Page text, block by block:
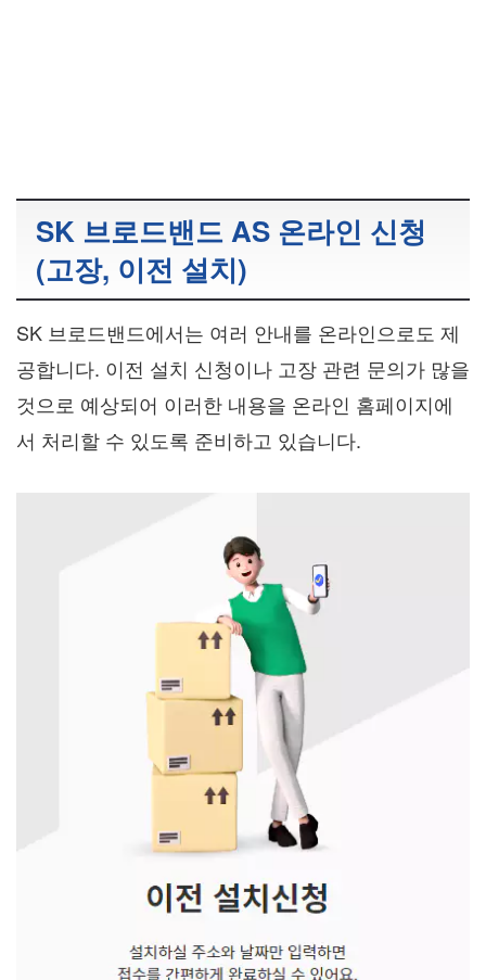
SK 브로드밴드 AS 온라인 신청
(고장, 이전 설치)
SK 브로드밴드에서는 여러 안내를 온라인으로도 제
공합니다. 이전 설치 신청이나 고장 관련 문의가 많을
것으로 예상되어 이러한 내용을 온라인 홈페이지에
서 처리할 수 있도록 준비하고 있습니다.